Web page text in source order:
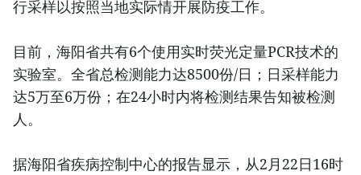
行采样以按照当地实际情开展防疫工作。
目前，海阳省共有6个使用实时荧光定量PCR技术的
实验室。全省总检测能力达8500份/日；日采样能力
达5万至6万份；在24小时内将检测结果告知被检测
人。
据海阳省疾病控制中心的报告显示，从2月22日16时